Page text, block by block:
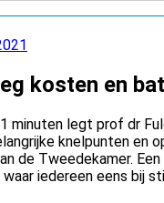
kosten en
minuten legt prof dr
knelpunten en
de Tweedekamer.
iedereen eens bij